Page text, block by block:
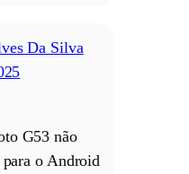
Da Silva
G53 não
o Android